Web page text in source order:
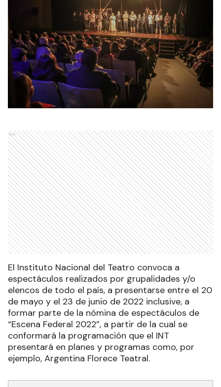
Ads
El Instituto Nacional del Teatro convoca a
espectáculos realizados por grupalidades y/o
elencos de todo el país, a presentarse entre el 20
de mayo y el 23 de junio de 2022 inclusive, a
formar parte de la nómina de espectáculos de
“Escena Federal 2022”, a partir de la cual se
conformará la programación que el INT
presentará en planes y programas como, por
ejemplo, Argentina Florece Teatral.